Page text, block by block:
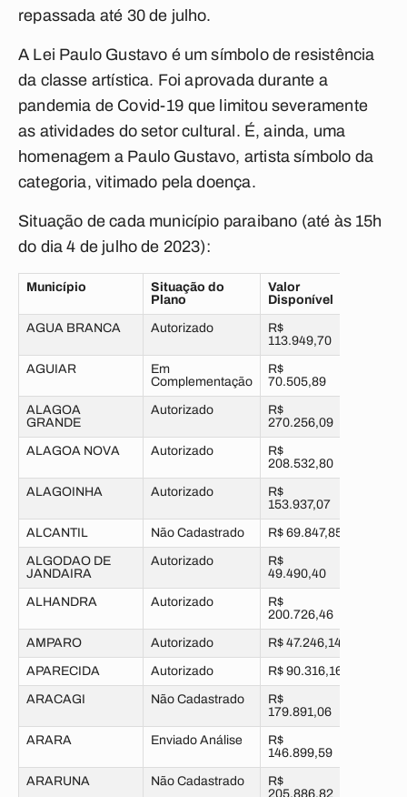
repassada até 30 de julho.
A Lei Paulo Gustavo é um símbolo de resistência
da classe artística. Foi aprovada durante a
pandemia de Covid-19 que limitou severamente
as atividades do setor cultural. É, ainda, uma
homenagem a Paulo Gustavo, artista símbolo da
categoria, vitimado pela doença.
Situação de cada município paraibano (até às 15h
do dia 4 de julho de 2023):
Município
Situação do
Plano
Valor
Disponível
AGUA BRANCA Autorizado
R$
113.949,70
AGUIAR
Em
Complementação
R$
70.505,89
ALAGOA
GRANDE
Autorizado
R$
270.256,09
ALAGOA NOVA Autorizado
R$
208.532,80
ALAGOINHA Autorizado
R$
153.937,07
ALCANTIL Não Cadastrado R$ 69.847,85
ALGODAO DE
JANDAIRA
Autorizado
R$
49.490,40
ALHANDRA Autorizado
R$
200.726,46
AMPARO Autorizado R$ 47.246,14
APARECIDA Autorizado R$ 90.316,16
ARACAGI Não Cadastrado
R$
179.891,06
ARARA Enviado Análise
R$
146.899,59
ARARUNA Não Cadastrado
R$
205.886,82